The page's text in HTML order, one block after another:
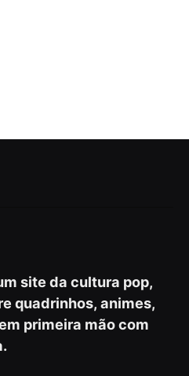
site da cultura pop,
quadrinhos, animes,
primeira mão com